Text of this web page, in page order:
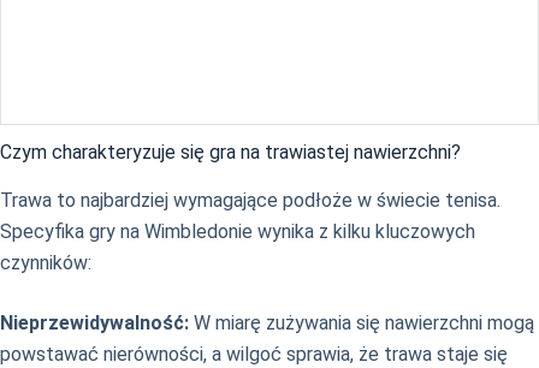
Czym charakteryzuje się gra na trawiastej nawierzchni?
Trawa to najbardziej wymagające podłoże w świecie tenisa.
Specyfika gry na Wimbledonie wynika z kilku kluczowych
czynników:
Nieprzewidywalność: W miarę zużywania się nawierzchni mogą
powstawać nierówności, a wilgoć sprawia, że trawa staje się